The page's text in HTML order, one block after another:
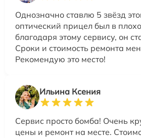
Однозначно ставлю 5 звёзд
оптический прицел был в
благодаря этому сервису, он
Сроки и стоимость ремонта
Рекомендую это место!
Ильина Ксения
Сервис просто бомба! Очень
цены и ремонт на месте.